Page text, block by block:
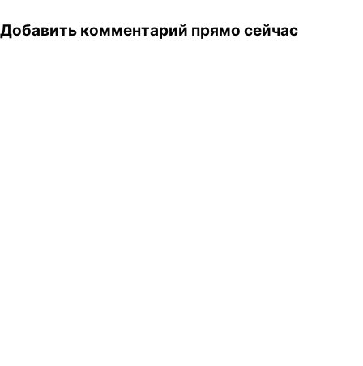
Добавить комментарий прямо сейчас